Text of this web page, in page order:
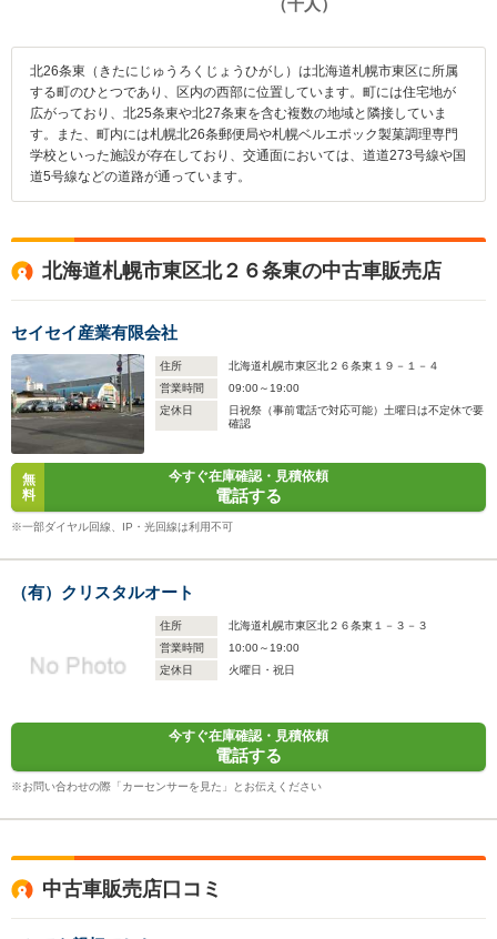
北26条東（きたにじゅうろくじょうひがし）は北海道札幌市東区に所属
する町のひとつであり、区内の西部に位置しています。町には住宅地が
広がっており、北25条東や北27条東を含む複数の地域と隣接していま
す。また、町内には札幌北26条郵便局や札幌ベルエポック製菓調理専門
学校といった施設が存在しており、交通面においては、道道273号線や国
道5号線などの道路が通っています。
北海道札幌市東区北２６条東の中古車販売店
セイセイ産業有限会社
住所
北海道札幌市東区北２６条東１９－１－４
営業時間
09:00～19:00
定休日
日祝祭（事前電話で対応可能）土曜日は不定休で要
確認
無
料
今すぐ在庫確認・見積依頼
電話する
※一部ダイヤル回線、IP・光回線は利用不可
（有）クリスタルオート
住所
北海道札幌市東区北２６条東１－３－３
営業時間
10:00～19:00
定休日
火曜日・祝日
今すぐ在庫確認・見積依頼
電話する
※お問い合わせの際「カーセンサーを見た」とお伝えください
中古車販売店口コミ